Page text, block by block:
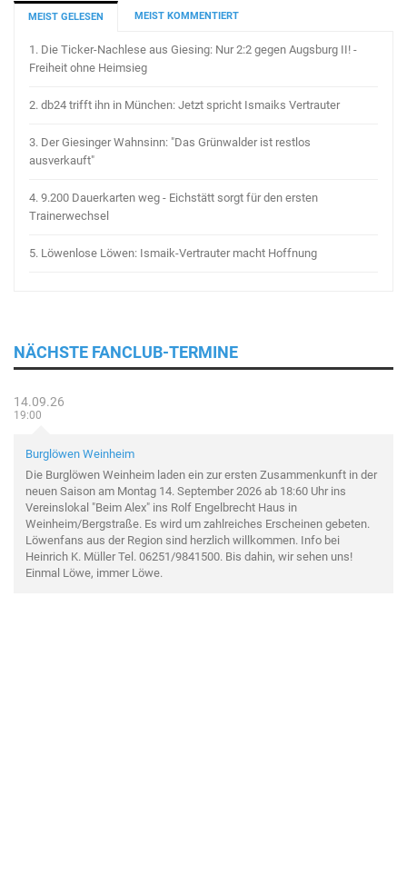
MEIST GELESEN MEIST KOMMENTIERT
1. Die Ticker-Nachlese aus Giesing: Nur 2:2 gegen Augsburg II! -
Freiheit ohne Heimsieg
2. db24 trifft ihn in München: Jetzt spricht Ismaiks Vertrauter
3. Der Giesinger Wahnsinn: "Das Grünwalder ist restlos
ausverkauft"
4. 9.200 Dauerkarten weg - Eichstätt sorgt für den ersten
Trainerwechsel
5. Löwenlose Löwen: Ismaik-Vertrauter macht Hoffnung
NÄCHSTE FANCLUB-TERMINE
14.09.26
19:00
Burglöwen Weinheim
Die Burglöwen Weinheim laden ein zur ersten Zusammenkunft in der
neuen Saison am Montag 14. September 2026 ab 18:60 Uhr ins
Vereinslokal "Beim Alex" ins Rolf Engelbrecht Haus in
Weinheim/Bergstraße. Es wird um zahlreiches Erscheinen gebeten.
Löwenfans aus der Region sind herzlich willkommen. Info bei
Heinrich K. Müller Tel. 06251/9841500. Bis dahin, wir sehen uns!
Einmal Löwe, immer Löwe.